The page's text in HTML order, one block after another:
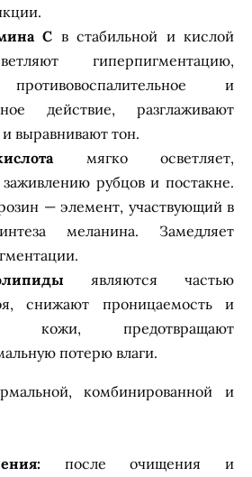
С в стабильной и кислой
гиперпигментацию,
и
действие, разглаживают
выравнивают тон.
мягко осветляет,
заживлению рубцов и постакне.
— элемент, участвующий в
меланина. Замедляет
являются частью
снижают проницаемость и
кожи, предотвращают
потерю влаги.
комбинированной и
после очищения и